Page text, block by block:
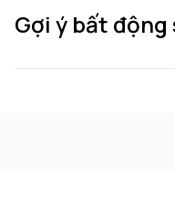
Gợi ý bất động